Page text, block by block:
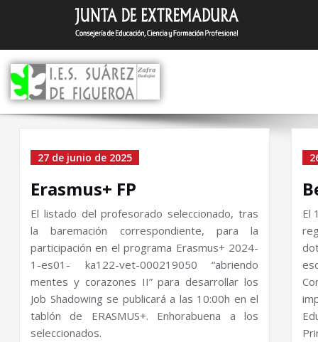
Saltar
contenido
Categoría el Sin
27 de junio de 2025
Erasmus+ FP
El listado del profesorado seleccionado, tras
la baremación correspondiente, para la
participación en el programa Erasmus+ 2024-
1-es01- ka122-vet-000219050 “abriendo
mentes y corazones II” para desarrollar los
Job Shadowing se publicará a las 10:00h en el
tablón de ERASMUS+. Enhorabuena a los
seleccionados.
El